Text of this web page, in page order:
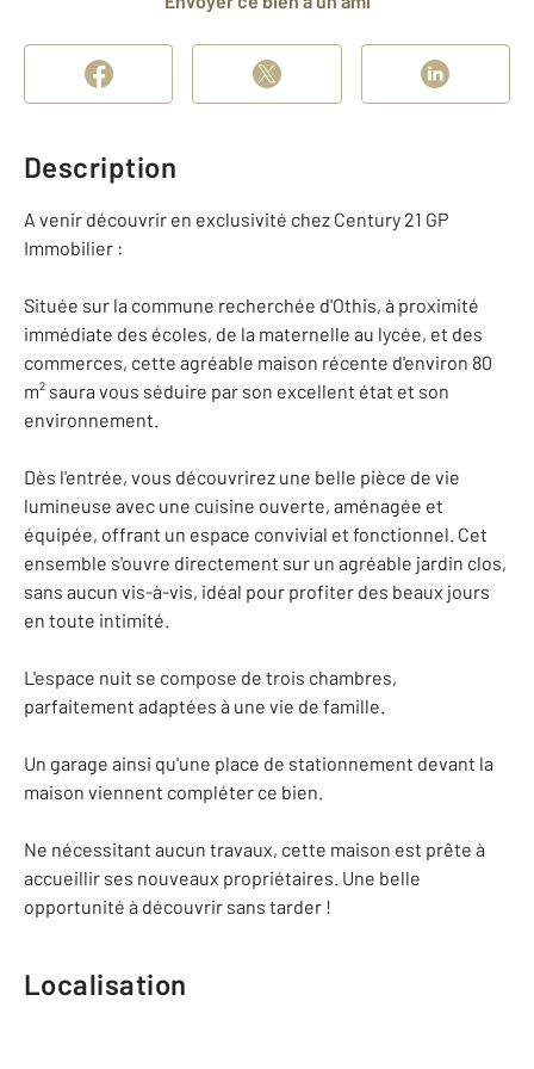
Description
A venir découvrir en exclusivité chez Century 21 GP
Immobilier :
Située sur la commune recherchée d'Othis, à proximité
immédiate des écoles, de la maternelle au lycée, et des
commerces, cette agréable maison récente d'environ 80
m² saura vous séduire par son excellent état et son
environnement.
Dès l'entrée, vous découvrirez une belle pièce de vie
lumineuse avec une cuisine ouverte, aménagée et
équipée, offrant un espace convivial et fonctionnel. Cet
ensemble s'ouvre directement sur un agréable jardin clos,
sans aucun vis-à-vis, idéal pour profiter des beaux jours
en toute intimité.
L'espace nuit se compose de trois chambres,
parfaitement adaptées à une vie de famille.
Un garage ainsi qu'une place de stationnement devant la
maison viennent compléter ce bien.
Ne nécessitant aucun travaux, cette maison est prête à
accueillir ses nouveaux propriétaires. Une belle
opportunité à découvrir sans tarder !
Localisation